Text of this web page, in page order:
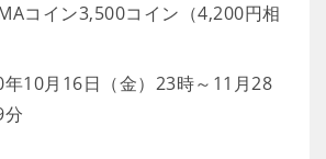
コイン3,500コイン（4,200円相
10月16日（金）23時～11月28